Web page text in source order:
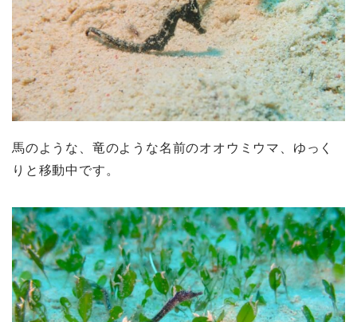
馬のような、竜のような名前のオオウミウマ、ゆっく
りと移動中です。